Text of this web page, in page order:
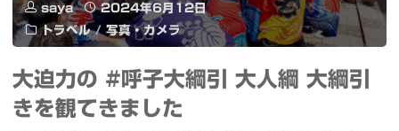
saya
2024年6月12日
トラベル / 写真・カメラ
大迫力の #呼子大綱引 大人綱 大綱引
きを観てきました